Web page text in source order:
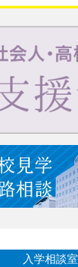
入学相談室